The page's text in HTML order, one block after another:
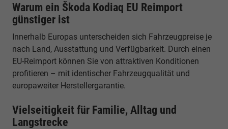
Warum ein Škoda Kodiaq EU Reimport
günstiger ist
Innerhalb Europas unterscheiden sich Fahrzeugpreise je
nach Land, Ausstattung und Verfügbarkeit. Durch einen
EU-Reimport können Sie von attraktiven Konditionen
profitieren – mit identischer Fahrzeugqualität und
europaweiter Herstellergarantie.
Vielseitigkeit für Familie, Alltag und
Langstrecke